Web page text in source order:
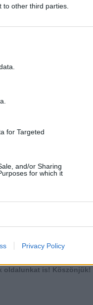
other third parties.
for Targeted
and/or Sharing
for which it
Privacy Policy
8 9 10 11 12 13 14 15
oldalunkat is! Köszönjük!